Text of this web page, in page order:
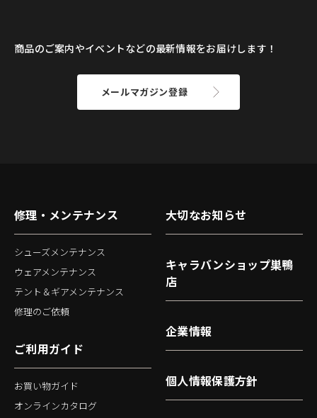
商品のご案内やイベントなどの最新情報をお届けします！
メールマガジン登録
修理・メンテナンス
シューズメンテナンス
ウェアメンテナンス
テント＆ギアメンテナンス
修理のご依頼
ご利用ガイド
お買い物ガイド
オンラインカタログ
大切なお知らせ
キャラバンショップ巣鴨
店
企業情報
個人情報保護方針